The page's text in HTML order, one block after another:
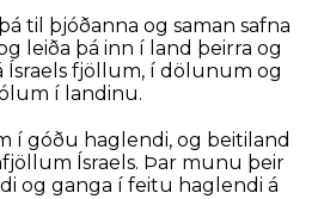
til þjóðanna og saman safna
leiða þá inn í land þeirra og
Ísraels fjöllum, í dölunum og
í landinu.
í góðu haglendi, og beitiland
Ísraels. Þar munu þeir
og ganga í feitu haglendi á